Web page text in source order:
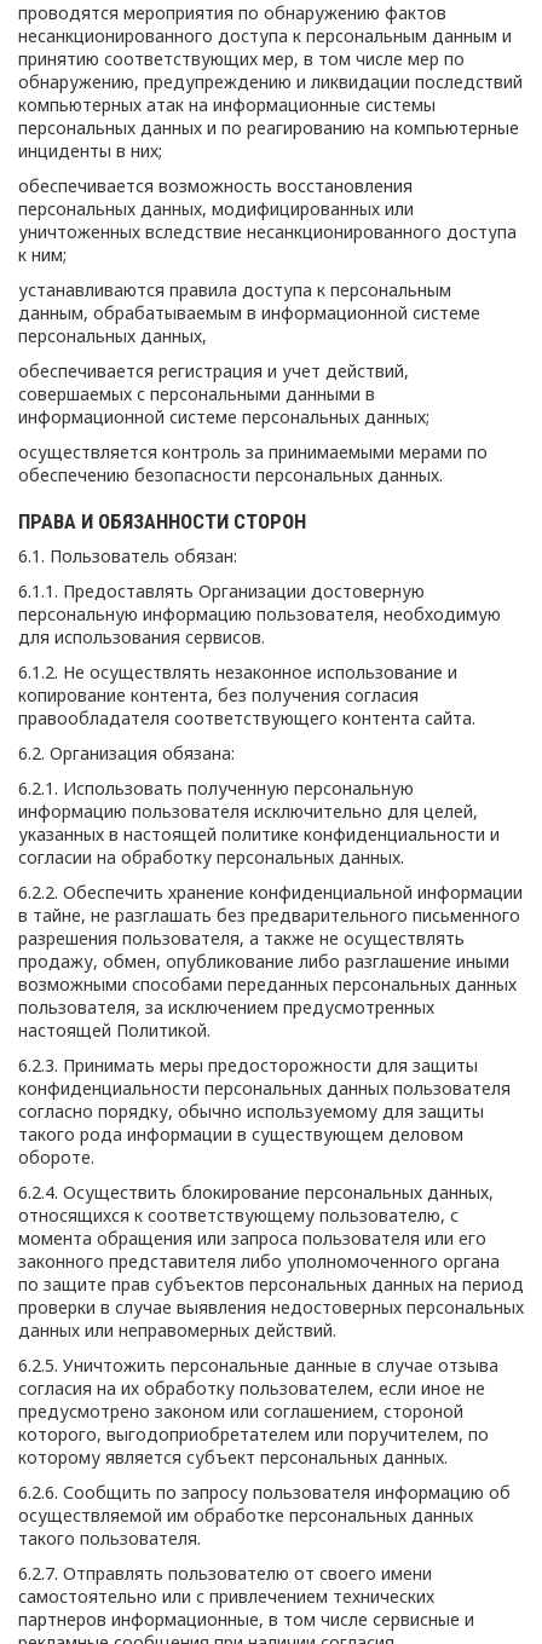
проводятся мероприятия по обнаружению фактов
несанкционированного доступа к персональным данным и
принятию соответствующих мер, в том числе мер по
обнаружению, предупреждению и ликвидации последствий
компьютерных атак на информационные системы
персональных данных и по реагированию на компьютерные
инциденты в них;
обеспечивается возможность восстановления
персональных данных, модифицированных или
уничтоженных вследствие несанкционированного доступа
к ним;
устанавливаются правила доступа к персональным
данным, обрабатываемым в информационной системе
персональных данных,
обеспечивается регистрация и учет действий,
совершаемых с персональными данными в
информационной системе персональных данных;
осуществляется контроль за принимаемыми мерами по
обеспечению безопасности персональных данных.
ПРАВА И ОБЯЗАННОСТИ СТОРОН
6.1. Пользователь обязан:
6.1.1. Предоставлять Организации достоверную
персональную информацию пользователя, необходимую
для использования сервисов.
6.1.2. Не осуществлять незаконное использование и
копирование контента, без получения согласия
правообладателя соответствующего контента сайта.
6.2. Организация обязана:
6.2.1. Использовать полученную персональную
информацию пользователя исключительно для целей,
указанных в настоящей политике конфиденциальности и
согласии на обработку персональных данных.
6.2.2. Обеспечить хранение конфиденциальной информации
в тайне, не разглашать без предварительного письменного
разрешения пользователя, а также не осуществлять
продажу, обмен, опубликование либо разглашение иными
возможными способами переданных персональных данных
пользователя, за исключением предусмотренных
настоящей Политикой.
6.2.3. Принимать меры предосторожности для защиты
конфиденциальности персональных данных пользователя
согласно порядку, обычно используемому для защиты
такого рода информации в существующем деловом
обороте.
6.2.4. Осуществить блокирование персональных данных,
относящихся к соответствующему пользователю, с
момента обращения или запроса пользователя или его
законного представителя либо уполномоченного органа
по защите прав субъектов персональных данных на период
проверки в случае выявления недостоверных персональных
данных или неправомерных действий.
6.2.5. Уничтожить персональные данные в случае отзыва
согласия на их обработку пользователем, если иное не
предусмотрено законом или соглашением, стороной
которого, выгодоприобретателем или поручителем, по
которому является субъект персональных данных.
6.2.6. Сообщить по запросу пользователя информацию об
осуществляемой им обработке персональных данных
такого пользователя.
6.2.7. Отправлять пользователю от своего имени
самостоятельно или с привлечением технических
партнеров информационные, в том числе сервисные и